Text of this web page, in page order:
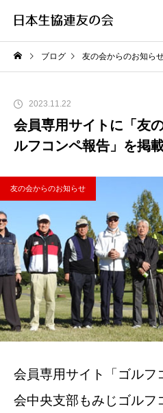
ブログ 友の会からのお知ら
2023.11.22
会員専用サイトに「友
ルフコンペ報告」を掲
友の会からのお知らせ
会員専用サイト「ゴルフ
会中央支部もみじゴルフ